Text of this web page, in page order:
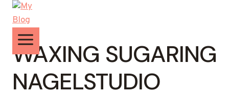
Zum
Inhalt
springen
WAXING SUGARING
NAGELSTUDIO